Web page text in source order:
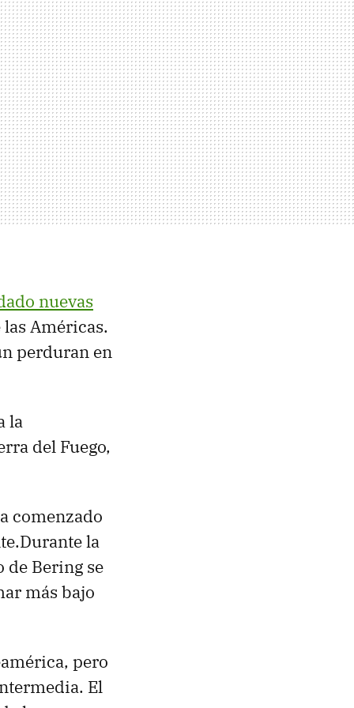
nuevas
Américas.
perduran en
la
del Fuego,
comenzado
la
de Bering se
más bajo
pero
El